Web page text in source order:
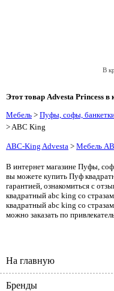
В
Этот товар Advesta Princess в
Мебель > Пуфы, софы,
> ABC King
ABC-King Advesta > Мебель
В интернет магазине Пуфы,
вы можете купить Пуф
гарантией, ознакомиться с
квадратный abc king со
квадратный abc king со
можно заказать по
На главную
Бренды